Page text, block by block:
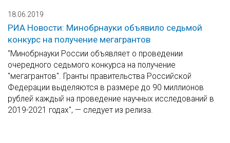
18.06.2019
РИА Новости: Минобрнауки объявило седьмой
конкурс на получение мегагрантов
"Минобрнауки России объявляет о проведении
очередного седьмого конкурса на получение
"мегагрантов". Гранты правительства Российской
Федерации выделяются в размере до 90 миллионов
рублей каждый на проведение научных исследований в
2019-2021 годах", — следует из релиза.